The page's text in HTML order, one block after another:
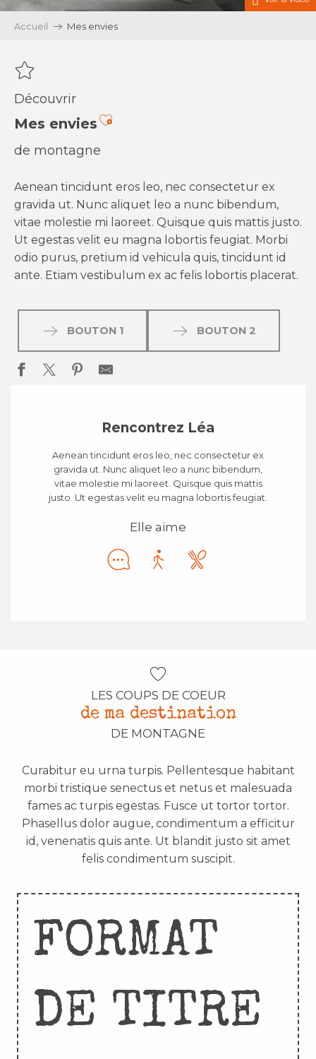
Accueil Mes envies
Découvrir
Mes enviesAjouter aux favoris
de montagne
Aenean tincidunt eros leo, nec consectetur ex
gravida ut. Nunc aliquet leo a nunc bibendum,
vitae molestie mi laoreet. Quisque quis mattis justo.
Ut egestas velit eu magna lobortis feugiat. Morbi
odio purus, pretium id vehicula quis, tincidunt id
ante. Etiam vestibulum ex ac felis lobortis placerat.
BOUTON 1 BOUTON 2
Rencontrez Léa
Aenean tincidunt eros leo, nec consectetur ex
gravida ut. Nunc aliquet leo a nunc bibendum,
vitae molestie mi laoreet. Quisque quis mattis
justo. Ut egestas velit eu magna lobortis feugiat.
Elle aime
LES COUPS DE COEUR
de ma destination
DE MONTAGNE
Curabitur eu urna turpis. Pellentesque habitant
morbi tristique senectus et netus et malesuada
fames ac turpis egestas. Fusce ut tortor tortor.
Phasellus dolor augue, condimentum a efficitur
id, venenatis quis ante. Ut blandit justo sit amet
felis condimentum suscipit.
FORMAT
DE TITRE